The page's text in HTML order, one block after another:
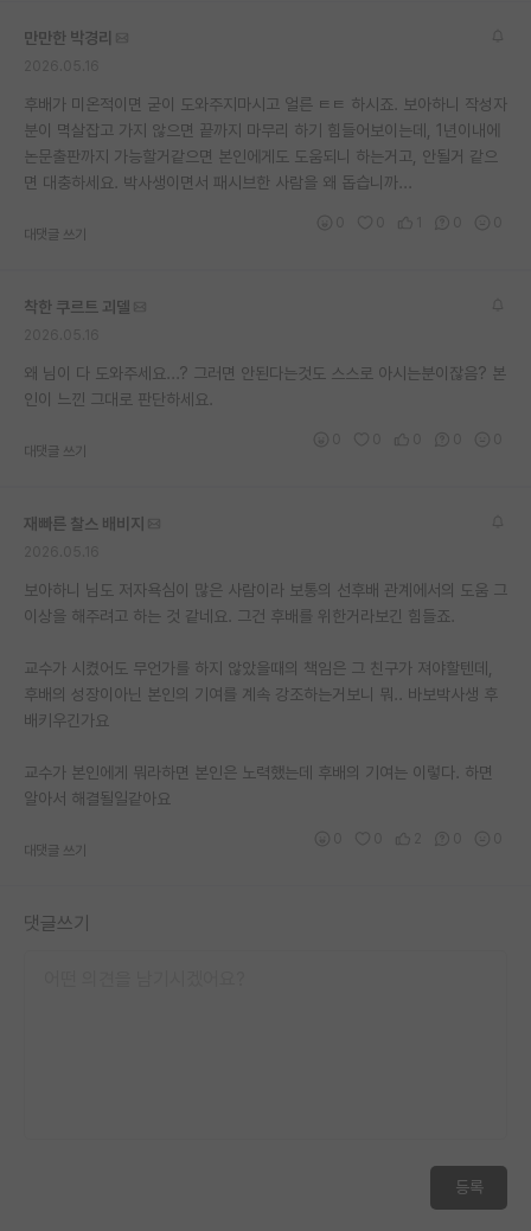
만만한 박경리
후배가 미온적이면 굳이 도와주지마시고 얼른 ㅌㅌ 하시죠. 보아하니 작성자
분이 멱살잡고 가지 않으면 끝까지 마무리 하기 힘들어보이는데, 1년이내에
논문출판까지 가능할거같으면 본인에게도 도움되니 하는거고, 안될거 같으
면 대충하세요. 박사생이면서 패시브한 사람을 왜 돕습니까...
대댓글 쓰기
착한 쿠르트 괴델
왜 님이 다 도와주세요...? 그러면 안된다는것도 스스로 아시는분이잖음? 본
인이 느낀 그대로 판단하세요.
대댓글 쓰기
재빠른 찰스 배비지
보아하니 님도 저자욕심이 많은 사람이라 보통의 선후배 관계에서의 도움 그
이상을 해주려고 하는 것 같네요. 그건 후배를 위한거라보긴 힘들죠.
교수가 시켰어도 무언가를 하지 않았을때의 책임은 그 친구가 져야할텐데,
후배의 성장이아닌 본인의 기여를 계속 강조하는거보니 뭐.. 바보박사생 후
배키우긴가요
교수가 본인에게 뭐라하면 본인은 노력했는데 후배의 기여는 이렇다. 하면
알아서 해결될일같아요
대댓글 쓰기
댓글쓰기
등록